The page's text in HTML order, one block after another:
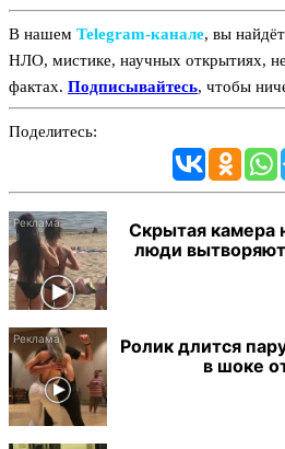
В нашем Telegram‑канале, вы
НЛО, мистике, научных открытиях,
фактах. Подписывайтесь, чтобы
Поделитесь:
Скрытая камера
люди
Ролик длится
в шоке